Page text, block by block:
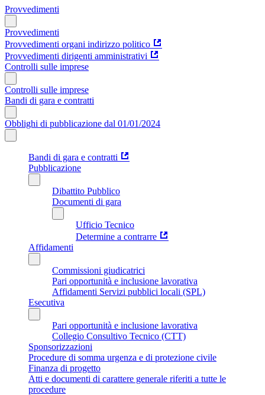
Provvedimenti
Provvedimenti
Provvedimenti organi indirizzo politico
Provvedimenti dirigenti amministrativi
Controlli sulle imprese
Controlli sulle imprese
Bandi di gara e contratti
Obblighi di pubblicazione dal 01/01/2024
Bandi di gara e contratti
Pubblicazione
Dibattito Pubblico
Documenti di gara
Ufficio Tecnico
Determine a contrarre
Affidamenti
Commissioni giudicatrici
Pari opportunità e inclusione lavorativa
Affidamenti Servizi pubblici locali (SPL)
Esecutiva
Pari opportunità e inclusione lavorativa
Collegio Consultivo Tecnico (CTT)
Sponsorizzazioni
Procedure di somma urgenza e di protezione civile
Finanza di progetto
Atti e documenti di carattere generale riferiti a tutte le
procedure